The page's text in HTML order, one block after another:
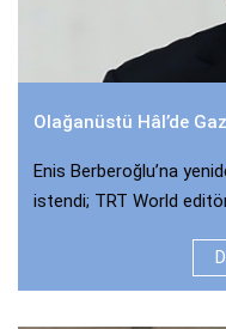
Olağanüstü Hâl’de
Enis Berberoğlu’na
istendi; TRT World